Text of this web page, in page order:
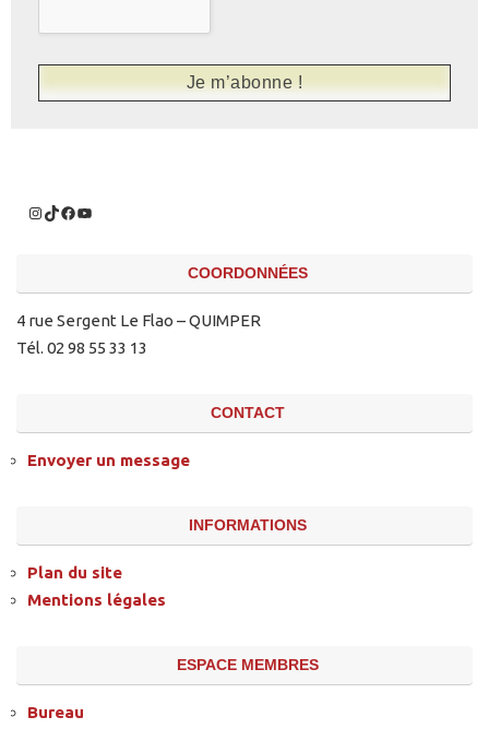
COORDONNÉES
4 rue Sergent Le Flao – QUIMPER
Tél. 02 98 55 33 13
CONTACT
Envoyer un message
INFORMATIONS
Plan du site
Mentions légales
ESPACE MEMBRES
Bureau